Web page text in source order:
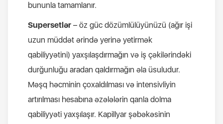
bununla tamamlanır.
Supersetlər – öz güc dözümlülüyünüzü (ağır işi
uzun müddət ərində yerinə yetirmək
qabiliyyətini) yaxşılaşdırmağın və iş çəkilərindəki
durğunluğu aradan qaldırmağın əla üsuludur.
Məşq həcminin çoxaldılması və intensivliyin
artırılması hesabına əzələlərin qanla dolma
qabiliyyəti yaxşılaşır. Kapillyar şəbəkəsinin